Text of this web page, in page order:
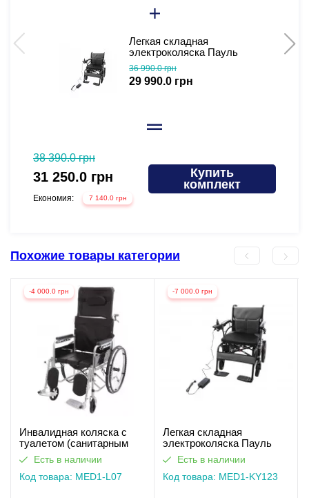
Легкая складная
электроколяска Пауль
(видеообзор)
36 990.0 грн
29 990.0 грн
38 390.0 грн
31 250.0 грн
Економия: 7 140.0 грн
Купить
комплект
Похожие товары категории
-4 000.0 грн
Инвалидная коляска c
туалетом (санитарным
оснащением) Гертруда
Есть в наличии
Код товара: MED1-L07
-7 000.0 грн
Легкая складная
электроколяска Пауль
(видеообзор)
Есть в наличии
Код товара: MED1-KY123